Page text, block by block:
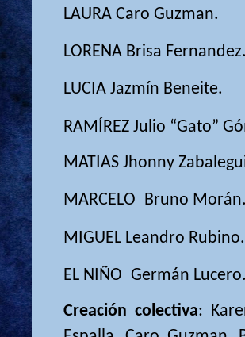
LAURA Caro Guzman.
LORENA Brisa Fernandez.
LUCIA Jazmín Beneite.
RAMÍREZ Julio “Gato”
MATIAS Jhonny
MARCELO Bruno Morán.
MIGUEL Leandro Rubino.
EL NIÑO Germán Lucero.
Creación colectiva: